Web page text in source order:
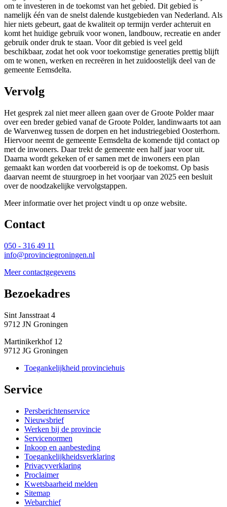
om te investeren in de toekomst van het gebied. Dit gebied is
namelijk één van de snelst dalende kustgebieden van Nederland. Als
hier niets gebeurt, gaat de kwaliteit op termijn verder achteruit en
komt het huidige gebruik voor wonen, landbouw, recreatie en ander
gebruik onder druk te staan. Voor dit gebied is veel geld
beschikbaar, zodat het ook voor toekomstige generaties prettig blijft
om te wonen, werken en recreëren in het zuidoostelijk deel van de
gemeente Eemsdelta.
Vervolg
Het gesprek zal niet meer alleen gaan over de Groote Polder maar
over een breder gebied vanaf de Groote Polder, landinwaarts tot aan
de Warvenweg tussen de dorpen en het industriegebied Oosterhorn.
Hiervoor neemt de gemeente Eemsdelta de komende tijd contact op
met de inwoners. Daar trekt de gemeente een half jaar voor uit.
Daarna wordt gekeken of er samen met de inwoners een plan
gemaakt kan worden dat voorbereid is op de toekomst. Op basis
daarvan neemt de stuurgroep in het voorjaar van 2025 een besluit
over de noodzakelijke vervolgstappen.
Meer informatie over het project vindt u op onze website.
Contact
050 - 316 49 11
info@provinciegroningen.nl
Meer contactgegevens
Bezoekadres
Sint Jansstraat 4
9712 JN Groningen
Martinikerkhof 12
9712 JG Groningen
Toegankelijkheid provinciehuis
Service
Persberichtenservice
Nieuwsbrief
Werken bij de provincie
Servicenormen
Inkoop en aanbesteding
Toegankelijkheidsverklaring
Privacyverklaring
Proclaimer
Kwetsbaarheid melden
Sitemap
Webarchief